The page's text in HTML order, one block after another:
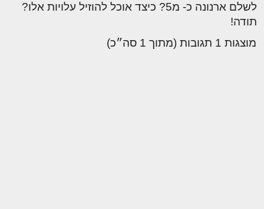
לשלם ארנונה כ- מ5? כיצד אוכל להוזיל עלויות אלו?
תודה!
מוצגות 1 תגובות (מתוך 1 סה״כ)